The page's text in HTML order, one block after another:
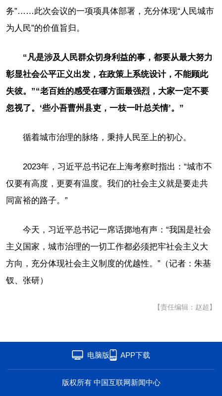
务”……此次会议的一项项具体部署，充分体现“人民城市
为人民”的价值旨归。
“凡是涉及人民群众切身利益的事，都要从最大努力
彰显社会公平正义出发，在政策上系统设计，不能顾此
失彼。”“老百姓的感受在哪方面最强烈，大家一定不要
忽视了。‘些小吾曹州县吏，一枝一叶总关情’。”
循着城市治理的脉络，秉持人民至上的初心。
2023年，习近平总书记在上海考察时指出：“城市不
仅要有高度，更要有温度。我们的社会主义就是要走共
同富裕的路子。”
今天，习近平总书记一席话掷地有声：“我国是社会
主义国家，城市治理的一切工作都必须把牢社会主义大
方向，充分体现社会主义制度的优越性。”（记者：朱基
钗、张研）
【责任编辑：赵超】
电脑版 APP下载
版权所有 中国互联网新闻中心